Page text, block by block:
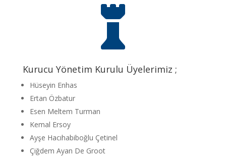

Kurucu Yönetim Kurulu Üyelerimiz ;
Hüseyin Enhas
Ertan Özbatur
Esen Meltem Turman
Kemal Ersoy
Ayşe Hacıhabiboğlu Çetinel
Çiğdem Ayan De Groot